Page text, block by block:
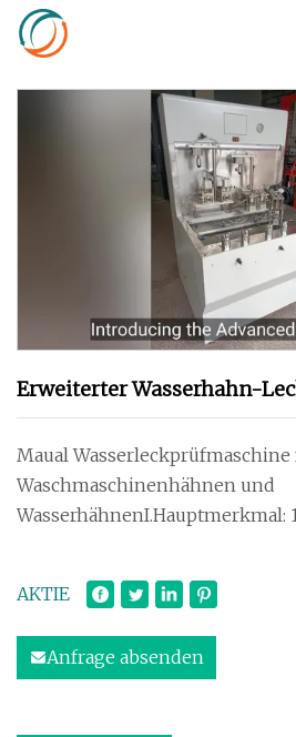
Erweiterter Wasserhahn-
Maual
Waschmaschinenhähnen und
WasserhähnenI.Hauptmerkmal:
AKTIE
Anfrage absenden